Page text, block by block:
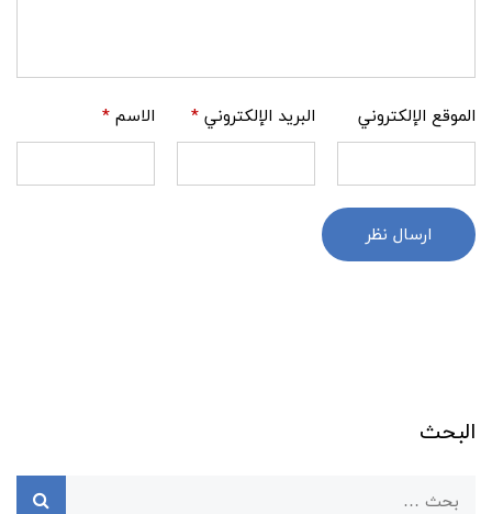
الاسم* البريد الإلكتروني* الموقع الإلكتروني
ارسال نظر
البحث